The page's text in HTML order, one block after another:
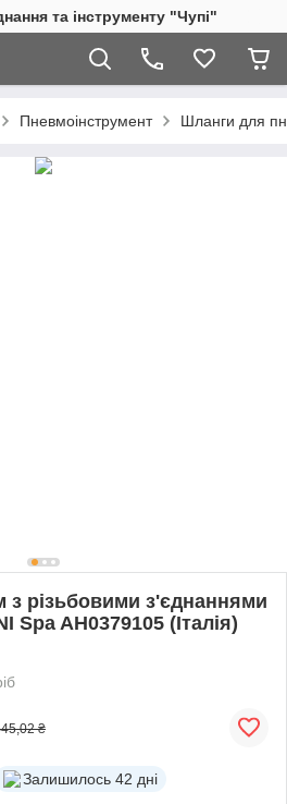
та інструменту "Чупі"
Пневмоінструмент Шланги для
різьбовими з'єднаннями
Spa AH0379105 (Італія)
₴
Залишилось 42 дні